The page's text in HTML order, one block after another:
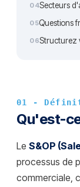
Secteurs
Questions
Structurez
01 -
Qu'est-
Le S&OP
processus de
commerciale,